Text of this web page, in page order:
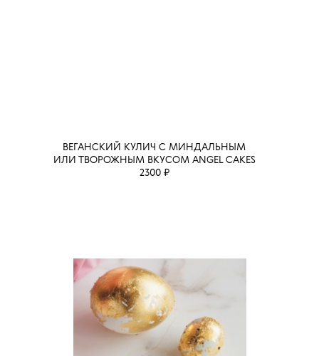
ВЕГАНСКИЙ КУЛИЧ С МИНДАЛЬНЫМ
ИЛИ ТВОРОЖНЫМ ВКУСОМ ANGEL CAKES
2300 ₽